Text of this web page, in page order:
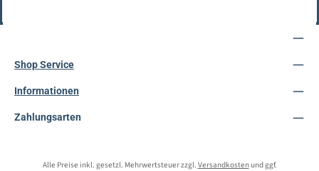
Shop Service
Informationen
Zahlungsarten
Alle Preise inkl. gesetzl. Mehrwertsteuer zzgl. Versandkostenund ggf.